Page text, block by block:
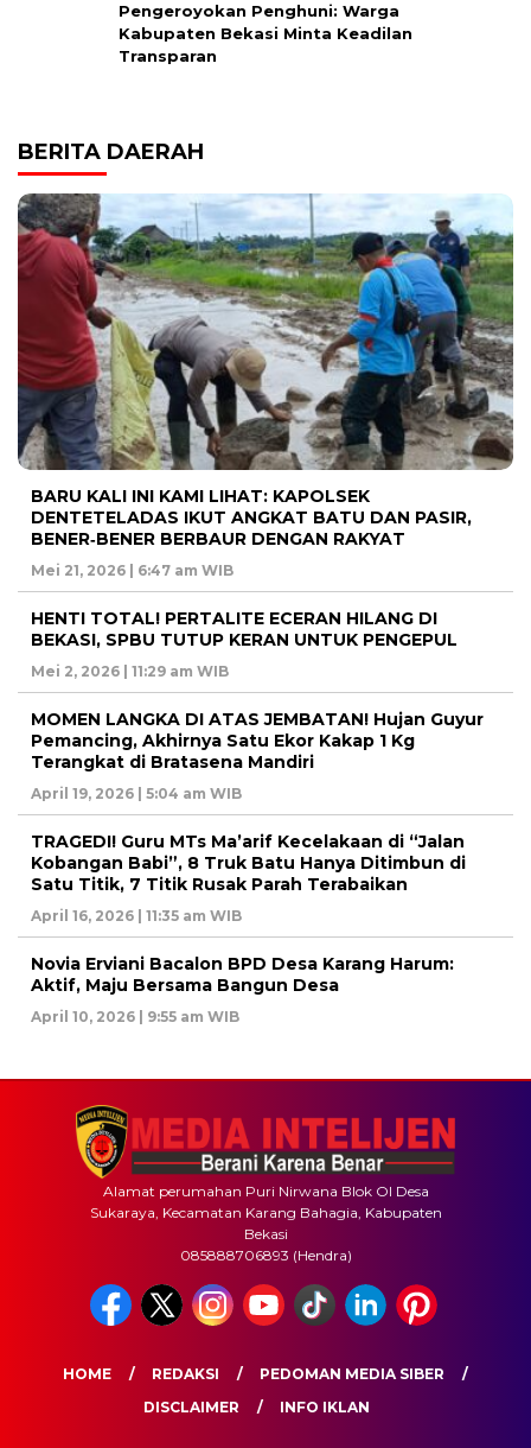
Pengeroyokan Penghuni: Warga
Kabupaten Bekasi Minta Keadilan
Transparan
BERITA DAERAH
BARU KALI INI KAMI LIHAT: KAPOLSEK
DENTETELADAS IKUT ANGKAT BATU DAN PASIR,
BENER‑BENER BERBAUR DENGAN RAKYAT
Mei 21, 2026 | 6:47 am WIB
HENTI TOTAL! PERTALITE ECERAN HILANG DI
BEKASI, SPBU TUTUP KERAN UNTUK PENGEPUL
Mei 2, 2026 | 11:29 am WIB
MOMEN LANGKA DI ATAS JEMBATAN! Hujan Guyur
Pemancing, Akhirnya Satu Ekor Kakap 1 Kg
Terangkat di Bratasena Mandiri
April 19, 2026 | 5:04 am WIB
TRAGEDI! Guru MTs Ma’arif Kecelakaan di “Jalan
Kobangan Babi”, 8 Truk Batu Hanya Ditimbun di
Satu Titik, 7 Titik Rusak Parah Terabaikan
April 16, 2026 | 11:35 am WIB
Novia Erviani Bacalon BPD Desa Karang Harum:
Aktif, Maju Bersama Bangun Desa
April 10, 2026 | 9:55 am WIB
Alamat perumahan Puri Nirwana Blok OI Desa
Sukaraya, Kecamatan Karang Bahagia, Kabupaten
Bekasi
085888706893 (Hendra)
HOME REDAKSI
PEDOMAN MEDIA SIBER
DISCLAIMER
INFO IKLAN